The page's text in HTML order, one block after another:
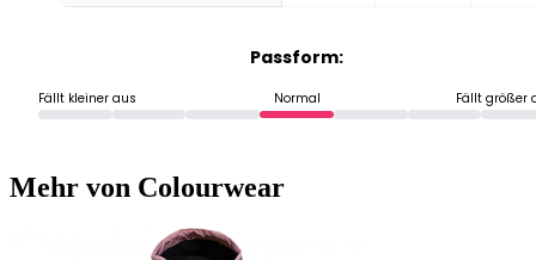
Passform:
Fällt kleiner aus Normal Fällt größer
Mehr von Colourwear